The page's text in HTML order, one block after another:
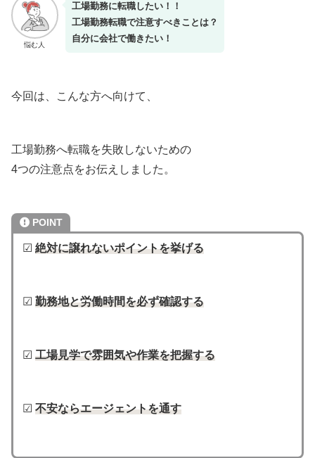
悩む人
工場勤務に転職したい！！
工場勤務転職で注意すべきことは？
自分に会社で働きたい！
今回は、こんな方へ向けて、
工場勤務へ転職を失敗しないための
4つの注意点をお伝えしました。
POINT
☑ 絶対に譲れないポイントを挙げる
☑ 勤務地と労働時間を必ず確認する
☑ 工場見学で雰囲気や作業を把握する
☑ 不安ならエージェントを通す